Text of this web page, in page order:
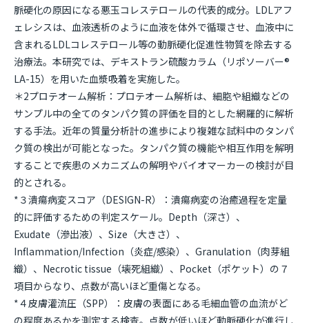
脈硬化の原因になる悪玉コレステロールの代表的成分。LDLアフ
ェレシスは、血液透析のように血液を体外で循環させ、血液中に
含まれるLDLコレステロール等の動脈硬化促進性物質を除去する
治療法。本研究では、デキストラン硫酸カラム（リポソーバー®
LA-15）を用いた血漿吸着を実施した。
＊2プロテオーム解析：プロテオーム解析は、細胞や組織などの
サンプル中の全てのタンパク質の評価を目的とした網羅的に解析
する手法。近年の質量分析計の進歩により複雑な試料中のタンパ
ク質の検出が可能となった。タンパク質の機能や相互作用を解明
することで疾患のメカニズムの解明やバイオマーカーの検討が目
的とされる。
*３潰瘍病変スコア（DESIGN-R）：潰瘍病変の治癒過程を定量
的に評価するための判定スケール。Depth（深さ）、
Exudate（滲出液）、Size（大きさ）、
Inflammation/Infection（炎症/感染）、Granulation（肉芽組
織）、Necrotic tissue（壊死組織）、Pocket（ポケット）の７
項目からなり、点数が高いほど重傷となる。
*４皮膚灌流圧（SPP）：皮膚の表面にある毛細血管の血流がど
の程度あるかを測定する検査。点数が低いほど動脈硬化が進行し